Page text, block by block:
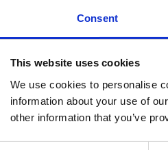
Consent
This website uses cookies
We use cookies to personalise
information about your use of
other information that you’ve